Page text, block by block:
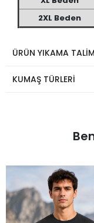
2XL Beden
ÜRÜN YIKAMA
KUMAŞ TÜRLERİ